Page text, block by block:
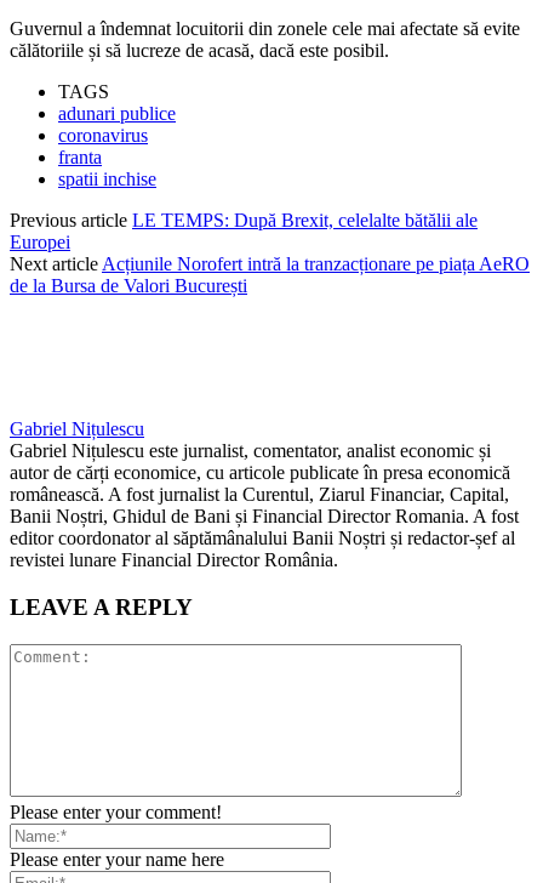
Guvernul a îndemnat locuitorii din zonele cele mai afectate să evite
călătoriile și să lucreze de acasă, dacă este posibil.
TAGS
adunari publice
coronavirus
franta
spatii inchise
Previous article LE TEMPS: După Brexit, celelalte bătălii ale
Europei
Next articleAcțiunile Norofert intră la tranzacționare pe piața AeRO
de la Bursa de Valori București
Gabriel Nițulescu
Gabriel Nițulescu este jurnalist, comentator, analist economic și
autor de cărți economice, cu articole publicate în presa economică
românească. A fost jurnalist la Curentul, Ziarul Financiar, Capital,
Banii Noștri, Ghidul de Bani și Financial Director Romania. A fost
editor coordonator al săptămânalului Banii Noștri și redactor-șef al
revistei lunare Financial Director România.
LEAVE A REPLY
Please enter your comment!
Please enter your name here